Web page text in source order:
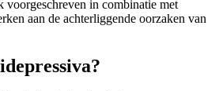
voorgeschreven in combinatie met
aan de achterliggende oorzaken van